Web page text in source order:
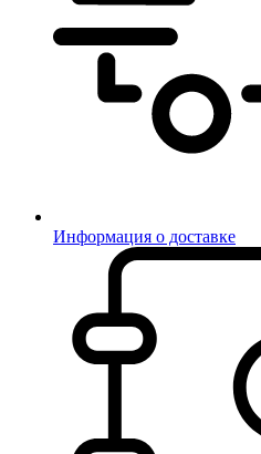
Информация о доставке